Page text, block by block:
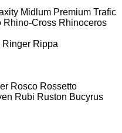
Midlum Premium Trafic
Rhino-Cross Rhinoceros
Ringer Rippa
Rosco Rossetto
Rubi Ruston Bucyrus